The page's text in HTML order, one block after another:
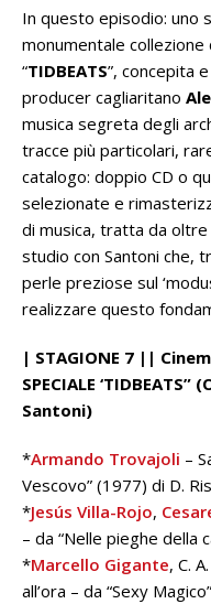
In questo episodio: uno
monumentale collezione
“TIDBEATS”, concepita
producer cagliaritano
musica segreta degli
tracce più particolari,
catalogo: doppio CD o
selezionate e
di musica, tratta da oltre
studio con Santoni che,
perle preziose sul
realizzare questo
| STAGIONE 7 ||
SPECIALE
Santoni)
*Armando Trovajoli –
Vescovo” (1977) di D.
*Jesús Villa-Rojo,
– da “Nelle pieghe della
*Marcello Gigante, C.
all’ora – da “Sexy